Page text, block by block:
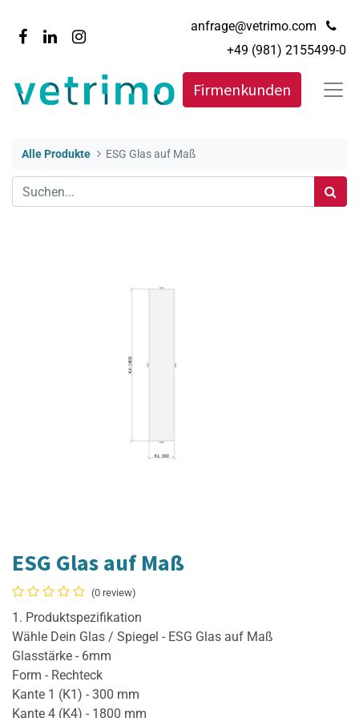
anfrage@vetrimo.com
+49 (981) 2155499-0
Firmenkunden
Alle Produkte ESG Glas auf Maß
ESG Glas auf Maß
(0 review)
1. Produktspezifikation
Wähle Dein Glas / Spiegel - ESG Glas auf Maß
Glasstärke - 6mm
Form - Rechteck
Kante 1 (K1) - 300 mm
Kante 4 (K4) - 1800 mm